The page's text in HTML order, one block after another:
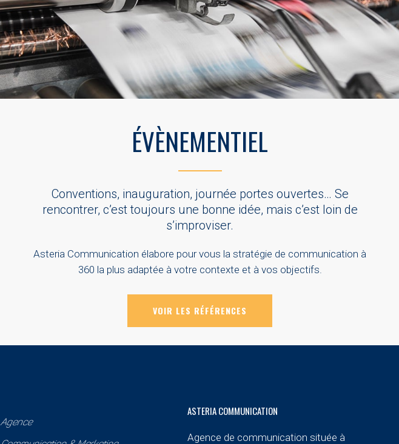
ÉVÈNEMENTIEL
Conventions, inauguration, journée portes ouvertes… Se
rencontrer, c’est toujours une bonne idée, mais c’est loin de
s’improviser.
Asteria Communication élabore pour vous la stratégie de communication à
360 la plus adaptée à votre contexte et à vos objectifs.
VOIR LES RÉFÉRENCES
Agence
ASTERIA COMMUNICATION
Agence de communication située à